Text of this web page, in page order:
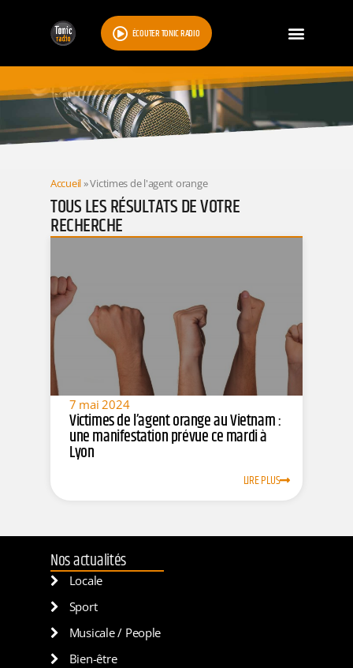
ÉCOUTER TONIC RADIO
RESULTATS
Accueil»Victimes de l'agent orange
TOUS LES RÉSULTATS DE VOTRE
RECHERCHE
7 mai 2024
Victimes de l’agent orange au Vietnam :
une manifestation prévue ce mardi à
Lyon
LIRE PLUS
Nos actualités
Locale
Sport
Musicale / People
Bien-être